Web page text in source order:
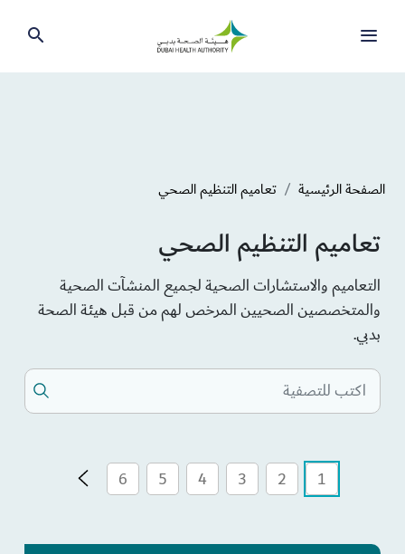
الصفحة الرئيسية تعاميم التنظيم الصحي
تعاميم التنظيم الصحي
التعاميم والاستشارات الصحية لجميع المنشآت الصحية
والمتخصصين الصحيين المرخص لهم من قبل هيئة الصحة
بدبي.
1
2
3
4
5
6